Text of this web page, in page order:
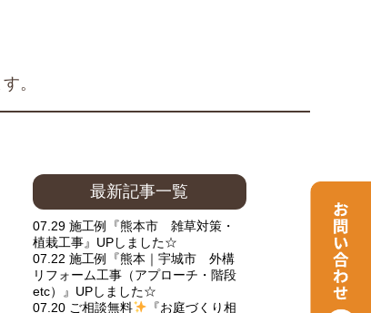
。
最新記事一覧
07.29 施工例『熊本市 雑草対策・
植栽工事』UPしました☆
07.22 施工例『熊本｜宇城市 外構
リフォーム工事（アプローチ・階段
etc）』UPしました☆
07.20 ご相談無料
『お庭づくり相